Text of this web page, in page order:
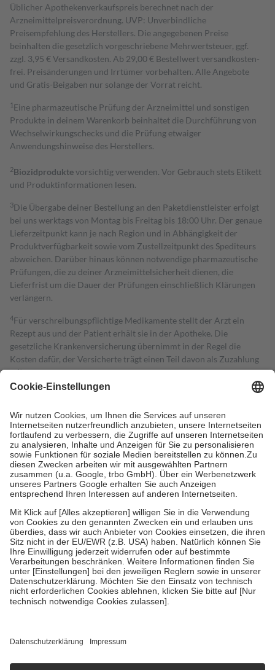
Üblicher Apothekenverkaufspreis berechnet nach der
Arzneimittelpreisverordnung. UVP: Unverbindliche
Preisempfehlung des Herstellers. Die angegebenen Preise
beinhalten die gesetzlich vorgeschriebene Mehrwertsteuer, ggf.
zzgl. 3,95 € Versandkosten. Ab 29,00 € Bestell­wert versand­kosten­
frei. Preisänderungen und Irrtümer vorbehalten. Alle Angebote
und Gratis-Beigaben nur solange der Vorrat reicht.
1 Eine pharmazeutische Prüfung der Arzneimittel und sonstigen
Produkte in deinem Warenkorb beinhaltet die Durchführung von
Wechselwirkungschecks und die Prüfung etwaiger
Anwendungshinweise des Herstellers.
2Biozidproduktevorsichtig verwenden. Vor Gebrauch stets Etikett
und Produktinformationen lesen.
3Die Übergabe deiner Bestellung an den Paketdienstleister erfolgt
bei uns werktags von Montag bis Freitag bis 18:00 Uhr. Der genaue
Lieferzeitpunkt kann je nach Region und in Abhängigkeit der
Produktverfügbarkeit sowie vom Zustellzeitpunkt des Spediteurs
abweichen. Darüber hinaus können notwendige pharmazeutische
Prüfungen, die zu deiner Arzneimittelsicherheit dienen, die
Lieferfrist um die Dauer der Prüfungen einschließlich Klärungen
verlängern.
4Für verschreibungspflichtige Medikamente stellt der Arzt ein
Rezept aus und der Patient erhält sie in der Apotheke. Die
gesetzliche Krankenversicherung übernimmt in der Regel die
Kosten dafür, der Versicherte trägt einen Teil davon als Zuzahlung
mit.
Grundsätzlich leisten Mitglieder Zuzahlungen in Höhe von zehn
höchstens zehn Euro.
Es sind jedoch nie mehr als die tatsächlichen
Kosten der Leistung zu entrichten.
Diese Regeln gelten grundsätzlich auch für Online-Apotheken.
Bei Heilmitteln und häuslicher Krankenpflege beträgt die
Zuzahlung zehn Prozent der Kosten sowie zehn Euro je
Verordnung.
Um das Engagement der Versicherten für ihre eigene Gesundheit zu
stärken und die besondere Stellung der Familie zu unterstützen,
fallenkeine Zuzahlungenan bei:
• Kindern und Jugendlichen bis zum vollendeten 18. Lebensjahr
mit Ausnahme der Fahrkosten
• Untersuchungen zur Vorsorge und Früherkennung, die von der
GKV getragen werden
• empfohlenen Schutzimpfungen
• Harn- und Blutteststreifen
getroffen, um sicherzustellen, dass es sich um echte Bewertungen
https://help.etrusted.com/hc/de/articles/4419944605341